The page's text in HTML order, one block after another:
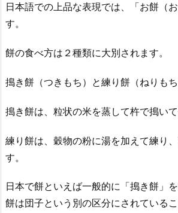
日本語での上品な表現では、「お餅（
す。
餅の食べ方は２種類に大別されます。
搗き餅（つきもち）と練り餅（ねりもち
搗き餅は、粒状の米を蒸して杵で搗いて
練り餅は、穀物の粉に湯を加えて練り
す。
日本で餅といえば一般的に「搗き餅」
餅は団子という別の区分にされている